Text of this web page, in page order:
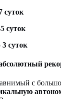
суток
суток
3 суток
с